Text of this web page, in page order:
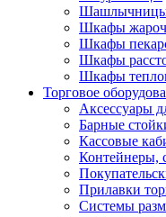
Шкафы
Шкафы
Шкафы
Шкафы
Торговое
Аксессуары
Барные
Кассовые
Контейнеры,
Прилавки
Системы